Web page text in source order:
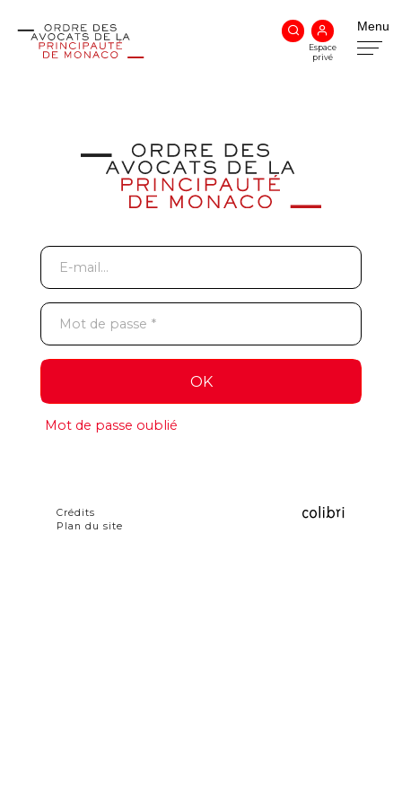
Menu
Espace
privé
E-mail *
Mot de passe *
Mot de passe oublié
Crédits
Plan du site